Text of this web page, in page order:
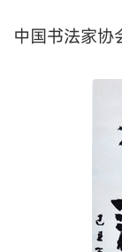
中国书法家协